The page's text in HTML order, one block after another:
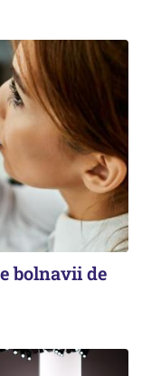
bolnavii de